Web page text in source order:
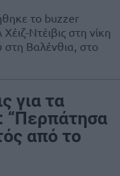
το buzzer
Ντέιβις στη νίκη
Βαλένθια, στο
για τα
“Περπάτησα
από το